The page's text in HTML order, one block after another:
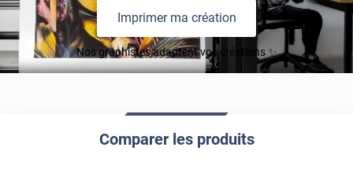
Imprimer ma création
Nos graphistes adaptent vos créations ✨
Comparer les produits